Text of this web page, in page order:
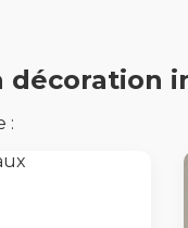
décoration
: